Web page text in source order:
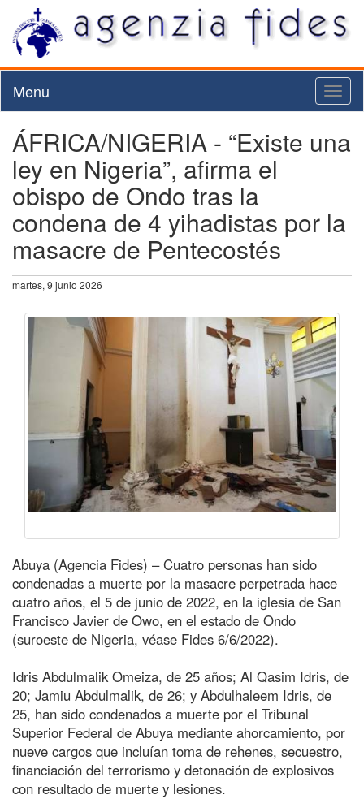
Menu
ÁFRICA/NIGERIA - “Existe una
ley en Nigeria”, afirma el
obispo de Ondo tras la
condena de 4 yihadistas por la
masacre de Pentecostés
martes, 9 junio 2026
Abuya (Agencia Fides) – Cuatro personas han sido
condenadas a muerte por la masacre perpetrada hace
cuatro años, el 5 de junio de 2022, en la iglesia de San
Francisco Javier de Owo, en el estado de Ondo
(suroeste de Nigeria, véase Fides 6/6/2022).
Idris Abdulmalik Omeiza, de 25 años; Al Qasim Idris, de
20; Jamiu Abdulmalik, de 26; y Abdulhaleem Idris, de
25, han sido condenados a muerte por el Tribunal
Superior Federal de Abuya mediante ahorcamiento, por
nueve cargos que incluían toma de rehenes, secuestro,
financiación del terrorismo y detonación de explosivos
con resultado de muerte y lesiones.